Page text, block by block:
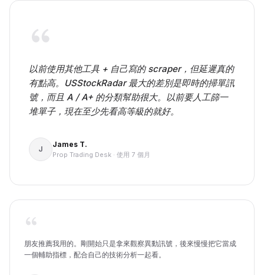
以前使用其他工具 + 自己寫的 scraper，但延遲真的
有點高。USStockRadar 最大的差別是即時的掃單訊
號，而且 A / A+ 的分類幫助很大。以前要人工篩一
堆單子，現在至少先看高等級的就好。
J
James T.
Prop Trading Desk · 使用 7 個月
朋友推薦我用的。剛開始只是拿來觀察異動訊號，後來慢慢把它當成
一個輔助指標，配合自己的技術分析一起看。